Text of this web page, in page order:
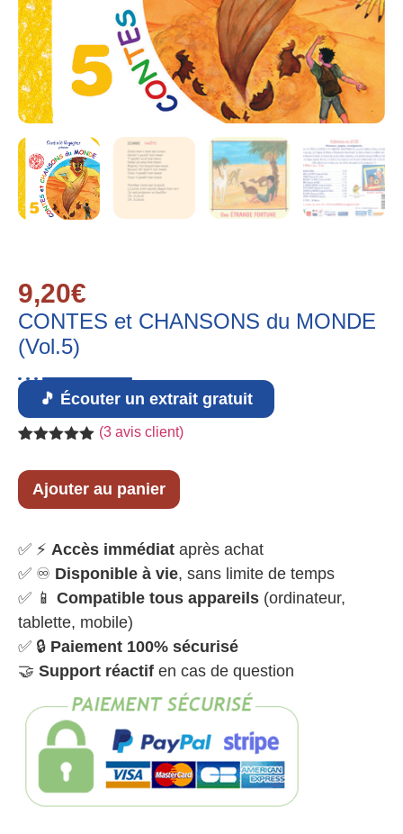
9,20€
CONTES et CHANSONS du MONDE
(Vol.5)
🎵 Écouter un extrait gratuit
sur 5
basé sur
notations
client
(3 avis client)
Ajouter au panier
✅ ⚡ Accès immédiat après achat
✅ ♾️ Disponible à vie, sans limite de temps
✅ 📱 Compatible tous appareils (ordinateur,
tablette, mobile)
✅ 🔒 Paiement 100% sécurisé
🤝 Support réactif en cas de question